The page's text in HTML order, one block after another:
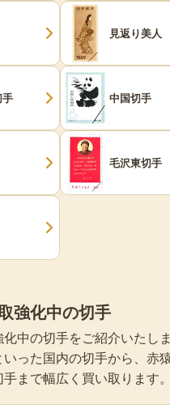
見返り美人
中国切手
毛沢東切手
強化中の切手
中の切手をご紹介いたし
った国内の切手から、赤
まで幅広く買い取ります。